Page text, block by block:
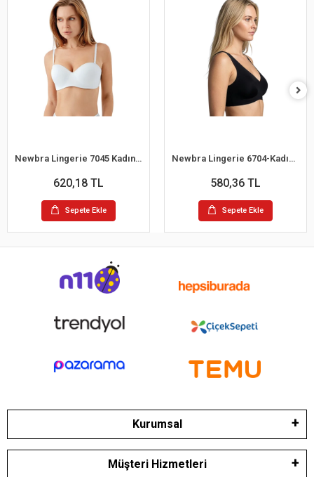
Newbra Lingerie 7045 Kadın Desteksiz B Cup Dantelli Sutyen
620,18 TL
Sepete Ekle
Newbra Lingerie 6704-Kadın Desteksiz B Cup Hayalet Sutyen
580,36 TL
Sepete Ekle
Kurumsal
Müşteri Hizmetleri